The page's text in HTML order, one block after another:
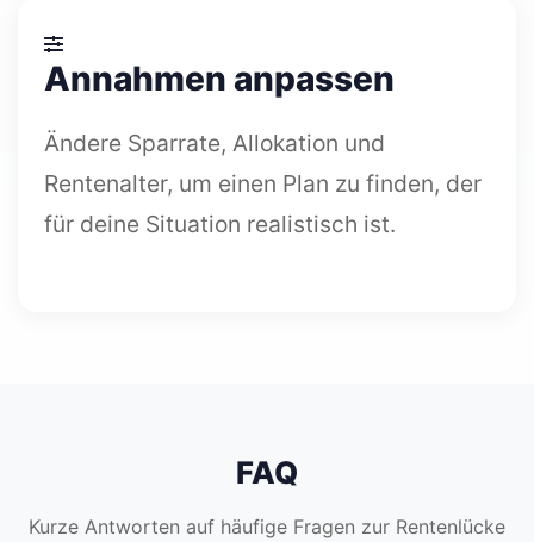
Annahmen anpassen
Ändere Sparrate, Allokation und
Rentenalter, um einen Plan zu finden, der
für deine Situation realistisch ist.
FAQ
Kurze Antworten auf häufige Fragen zur Rentenlücke